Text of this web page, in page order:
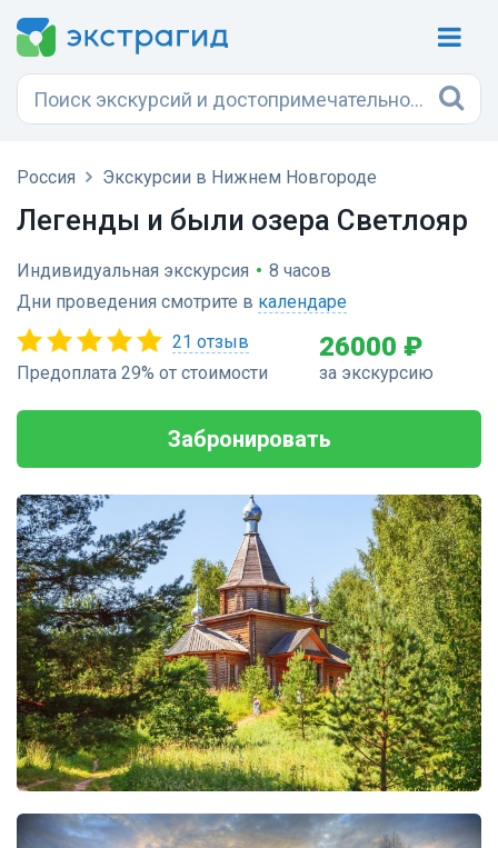
Россия Экскурсии в Нижнем Новгороде
Легенды и были озера Светлояр
Индивидуальная экскурсия • 8 часов
Дни проведения смотрите в календаре
21 отзыв
Предоплата 29% от стоимости
26000 ₽
за экскурсию
Забронировать